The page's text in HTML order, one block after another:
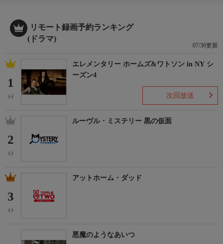
リモート録画予約ランキング
(ドラマ)
07/30更新
1
(-)
エレメンタリー ホームズ&ワトソン in NY シ
ーズン4
次回放送
2
(-)
ルーヴル・ミステリー 黒の仮面
3
(-)
アットホーム・ダッド
悪魔のようなあいつ